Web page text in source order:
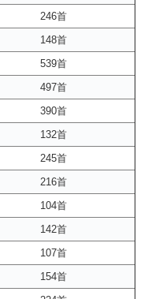
246首
148首
539首
497首
390首
132首
245首
216首
104首
142首
107首
154首